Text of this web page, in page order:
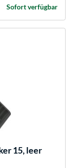
Sofort verfügbar
15, leer